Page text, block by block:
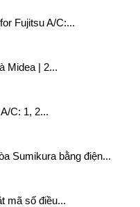
Fujitsu A/C:...
Midea | 2...
C: 1, 2...
Sumikura bằng điện...
mã số điều...